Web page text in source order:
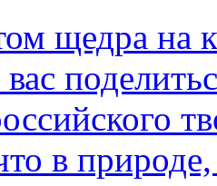
щедра на
в